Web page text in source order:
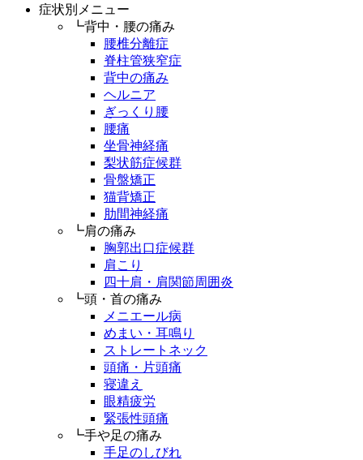
症状別メニュー
┗背中・腰の痛み
腰椎分離症
脊柱管狭窄症
背中の痛み
ヘルニア
ぎっくり腰
腰痛
坐骨神経痛
梨状筋症候群
骨盤矯正
猫背矯正
肋間神経痛
┗肩の痛み
胸郭出口症候群
肩こり
四十肩・肩関節周囲炎
┗頭・首の痛み
メニエール病
めまい・耳鳴り
ストレートネック
頭痛・片頭痛
寝違え
眼精疲労
緊張性頭痛
┗手や足の痛み
手足のしびれ